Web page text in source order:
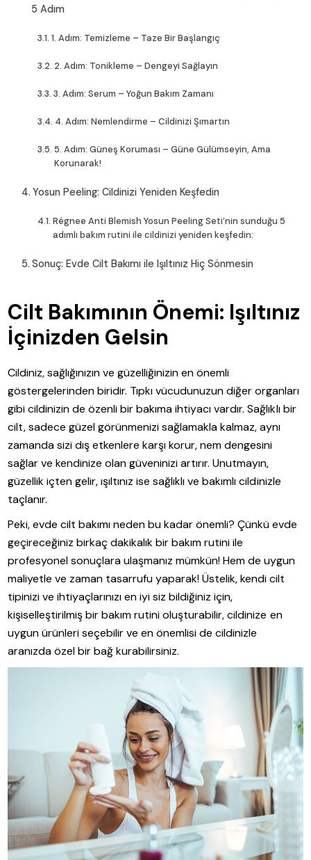
5 Adım
1. Adım: Temizleme – Taze Bir Başlangıç
2. Adım: Tonikleme – Dengeyi Sağlayın
3. Adım: Serum – Yoğun Bakım Zamanı
4. Adım: Nemlendirme – Cildinizi Şımartın
5. Adım: Güneş Koruması – Güne Gülümseyin, Ama
Korunarak!
Yosun Peeling: Cildinizi Yeniden Keşfedin
Régnee Anti Blemish Yosun Peeling Seti’nin sunduğu 5
adımlı bakım rutini ile cildinizi yeniden keşfedin:
Sonuç: Evde Cilt Bakımı ile Işıltınız Hiç Sönmesin
Cilt Bakımının Önemi: Işıltınız
İçinizden Gelsin
Cildiniz, sağlığınızın ve güzelliğinizin en önemli
göstergelerinden biridir. Tıpkı vücudunuzun diğer organları
gibi cildinizin de özenli bir bakıma ihtiyacı vardır. Sağlıklı bir
cilt, sadece güzel görünmenizi sağlamakla kalmaz, aynı
zamanda sizi dış etkenlere karşı korur, nem dengesini
sağlar ve kendinize olan güveninizi artırır. Unutmayın,
güzellik içten gelir, ışıltınız ise sağlıklı ve bakımlı cildinizle
taçlanır.
Peki, evde cilt bakımı neden bu kadar önemli? Çünkü evde
geçireceğiniz birkaç dakikalık bir bakım rutini ile
profesyonel sonuçlara ulaşmanız mümkün! Hem de uygun
maliyetle ve zaman tasarrufu yaparak! Üstelik, kendi cilt
tipinizi ve ihtiyaçlarınızı en iyi siz bildiğiniz için,
kişiselleştirilmiş bir bakım rutini oluşturabilir, cildinize en
uygun ürünleri seçebilir ve en önemlisi de cildinizle
aranızda özel bir bağ kurabilirsiniz.